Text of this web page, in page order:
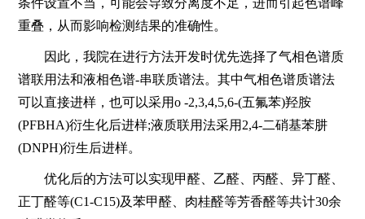
条件设置不当，可能会导致分离度不足，进而引起色谱峰
重叠，从而影响检测结果的准确性。
因此，我院在进行方法开发时优先选择了气相色谱质
谱联用法和液相色谱-串联质谱法。其中气相色谱质谱法
可以直接进样，也可以采用o -2,3,4,5,6-(五氟苯)羟胺
(PFBHA)衍生化后进样;液质联用法采用2,4-二硝基苯肼
(DNPH)衍生后进样。
优化后的方法可以实现甲醛、乙醛、丙醛、异丁醛、
正丁醛等(C1-C15)及苯甲醛、肉桂醛等芳香醛等共计30余